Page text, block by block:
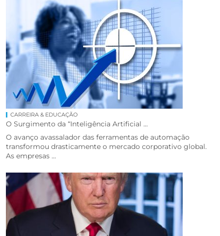
CARREIRA & EDUCAÇÃO
O Surgimento da “Inteligência Artificial ...
O avanço avassalador das ferramentas de automação
transformou drasticamente o mercado corporativo global.
As empresas ...